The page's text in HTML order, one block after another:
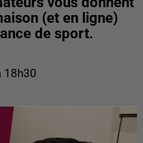
(et en ligne)
de sport.
18h30